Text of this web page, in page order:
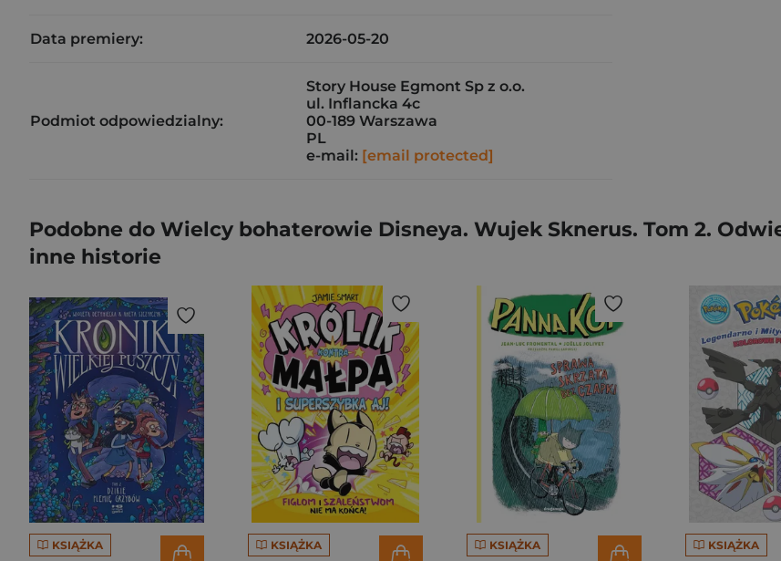
Data premiery: 2026-05-20
Podmiot odpowiedzialny:
Story House Egmont Sp z o.o.
ul. Inflancka 4c
00-189 Warszawa
PL
e-mail: [email protected]
Podobne do Wielcy bohaterowie Disneya. Wujek Sknerus. Tom 2.
inne historie
KSIĄŻKA KSIĄŻKA KSIĄŻKA KSIĄŻKA